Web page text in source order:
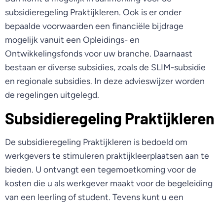
subsidieregeling Praktijkleren. Ook is er onder
bepaalde voorwaarden een financiële bijdrage
mogelijk vanuit een Opleidings- en
Ontwikkelingsfonds voor uw branche. Daarnaast
bestaan er diverse subsidies, zoals de SLIM-subsidie
en regionale subsidies. In deze advieswijzer worden
de regelingen uitgelegd.
Subsidieregeling Praktijkleren
De subsidieregeling Praktijkleren is bedoeld om
werkgevers te stimuleren praktijkleerplaatsen aan te
bieden. U ontvangt een tegemoetkoming voor de
kosten die u als werkgever maakt voor de begeleiding
van een leerling of student. Tevens kunt u een